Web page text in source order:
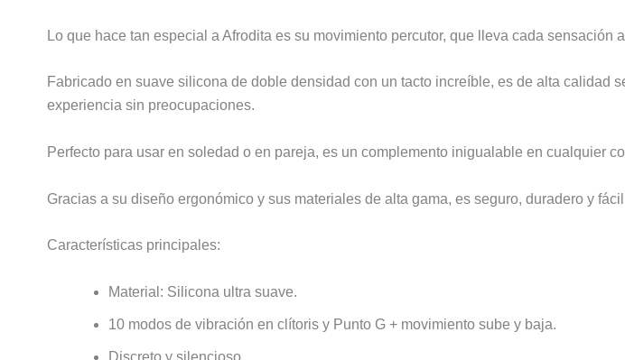
Lo que hace tan especial a Afrodita es su movimiento percutor, que lleva cada sensación
Fabricado en suave silicona de doble densidad con un tacto increíble, es de alta calidad
experiencia sin preocupaciones.
Perfecto para usar en soledad o en pareja, es un complemento inigualable en cualquier
Gracias a su diseño ergonómico y sus materiales de alta gama, es seguro, duradero y
Características principales:
Material: Silicona ultra suave.
10 modos de vibración en clítoris y Punto G + movimiento sube y baja.
Discreto y silencioso.